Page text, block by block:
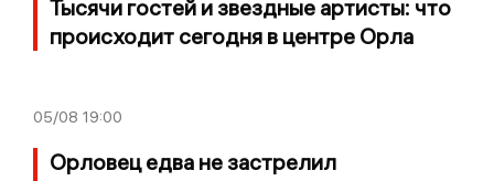
Тысячи гостей и звездные артисты: что
происходит сегодня в центре Орла
05/08 19:00
Орловец едва не застрелил